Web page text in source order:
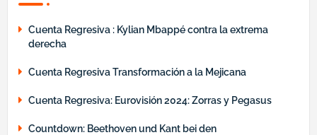
Cuenta Regresiva : Kylian Mbappé contra la extrema
derecha
Cuenta Regresiva Transformación a la Mejicana
Cuenta Regresiva: Eurovisión 2024: Zorras y Pegasus
Countdown: Beethoven und Kant bei den